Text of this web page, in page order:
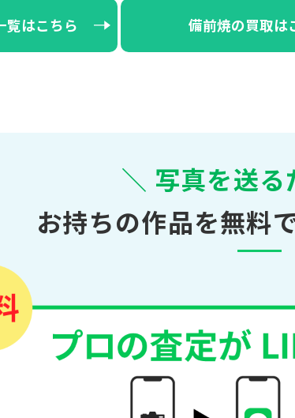
覧はこちら 備前焼の買取は
＼ 写真を送る
お持ちの作品を無料